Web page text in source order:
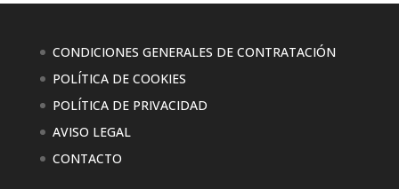
CONDICIONES GENERALES DE CONTRATACIÓN
POLÍTICA DE COOKIES
POLÍTICA DE PRIVACIDAD
AVISO LEGAL
CONTACTO